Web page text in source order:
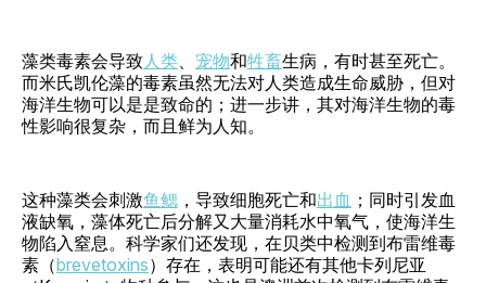
藻类毒素会导致人类、 宠物和牲畜生病，有时甚至死亡。
而米氏凯伦藻的毒素虽然无法对人类造成生命威胁，但对
海洋生物可以是是致命的；进一步讲，其对海洋生物的毒
性影响很复杂，而且鲜为人知。
这种藻类会刺激鱼鳃 ，导致细胞死亡和出血 ；同时引发血
液缺氧，藻体死亡后分解又大量消耗水中氧气，使海洋生
物陷入窒息。科学家们还发现，在贝类中检测到布雷维毒
素（brevetoxins）存在，表明可能还有其他卡列尼亚